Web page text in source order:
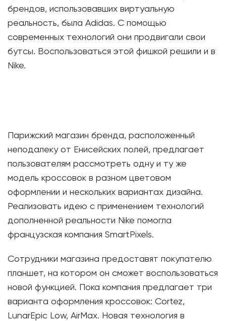
брендов, использовавших виртуальную
реальность, была Adidas. С помощью
современных технологий они продвигали свои
бутсы. Воспользоваться этой фишкой решили и в
Nike.
Парижский магазин бренда, расположенный
неподалеку от Енисейских полей, предлагает
пользователям рассмотреть одну и ту же
модель кроссовок в разном цветовом
оформлении и нескольких вариантах дизайна.
Реализовать идею с применением технологий
дополненной реальности Nike помогла
французская компания SmartPixels.
Сотрудники магазина предоставят покупателю
планшет, на котором он сможет воспользоваться
новой функцией. Пока компания предлагает три
варианта оформления кроссовок: Cortez,
LunarEpic Low, AirMax. Новая технология в